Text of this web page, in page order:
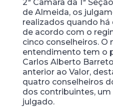
2ª Câmara da 1ª
de Almeida, os
realizados quando
de acordo com o
cinco conselheiros. O
entendimento tem o
Carlos Alberto
anterior ao Valor,
quatro conselheiros
dos contribuintes,
julgado.